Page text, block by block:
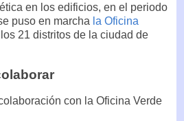
en los edificios, en el periodo
puso en marcha la Oficina
21 distritos de la ciudad de
con la Oficina Verde